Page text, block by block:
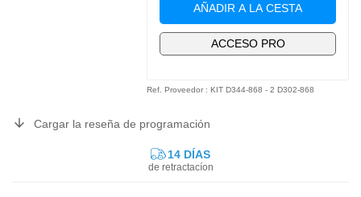
AÑADIR A LA CESTA
ACCESO PRO
Ref. Proveedor : KIT D344-868 - 2 D302-868
Cargar la reseña de programación
14 DÍAS
de retractacíon